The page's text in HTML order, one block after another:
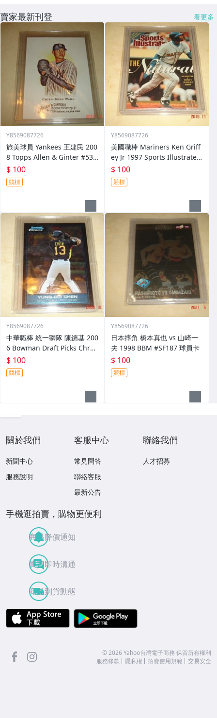
賣家最新刊登 看更多
Y8569087726
旅美球員 Yankees 王建民 200
8 Topps Allen & Ginter #53
球員卡
$ 100
競標
Y8569087726
美國職棒 Mariners Ken Griff
ey Jr 1997 Sports Illustrated
#172球員卡
$ 100
競標
Y8569087726
中華職棒 統一獅隊 陳鏞基 200
6 Bowman Draft Picks Chro
me #FG30 球員卡
$ 100
競標
Y8569087726
日本摔角 橋本真也 vs 山崎一
夫 1998 BBM #SF187 球員卡
$ 100
競標
關於我們
新聞中心
服務說明
客服中心
常見問答
聯絡客服
最新公告
聯絡我們
人才招募
手機逛拍賣，購物更便利
商品降價通知
買賣即時溝通
商品到貨動態
APP Store
facebook ©2026 Yahoo台灣電子商務 保留所有權利
服務條款
隱私權 拍賣使用規範 交易安全